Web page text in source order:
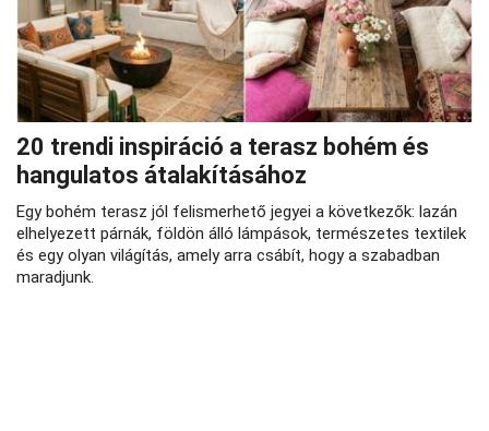
20 trendi inspiráció a terasz bohém és
hangulatos átalakításához
Egy bohém terasz jól felismerhető jegyei a következők: lazán
elhelyezett párnák, földön álló lámpások, természetes textilek
és egy olyan világítás, amely arra csábít, hogy a szabadban
maradjunk.